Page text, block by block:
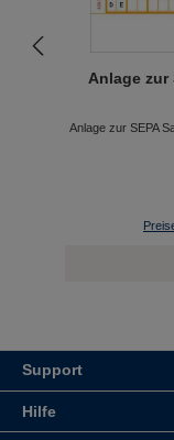
Anlage zur
Anlage zur SEPA
Support
Hilfe